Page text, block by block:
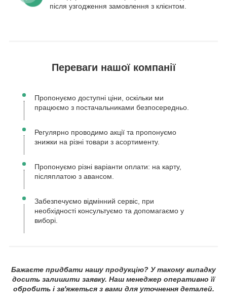
після узгодження замовлення з клієнтом.
Переваги нашої компанії
Пропонуємо доступні ціни, оскільки ми
працюємо з постачальниками безпосередньо.
Регулярно проводимо акції та пропонуємо
знижки на різні товари з асортименту.
Пропонуємо різні варіанти оплати: на карту,
післяплатою з авансом.
Забезпечуємо відмінний сервіс, при
необхідності консультуємо та допомагаємо у
виборі.
Бажаєте придбати нашу продукцію? У такому випадку
досить залишити заявку. Наш менеджер оперативно її
обробить і зв'яжеться з вами для уточнення деталей.